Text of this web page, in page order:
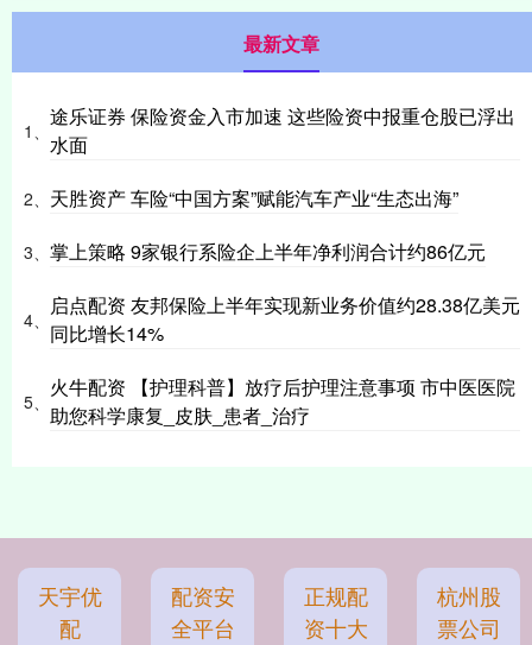
最新文章
1、
途乐证券 保险资金入市加速 这些险资中报重仓股已浮出
水面
2、 天胜资产 车险“中国方案”赋能汽车产业“生态出海”
3、 掌上策略 9家银行系险企上半年净利润合计约86亿元
4、
启点配资 友邦保险上半年实现新业务价值约28.38亿美元
同比增长14%
5、
火牛配资 【护理科普】放疗后护理注意事项 市中医医院
助您科学康复_皮肤_患者_治疗
天宇优
配
配资安
全平台
正规配
资十大
杭州股
票公司